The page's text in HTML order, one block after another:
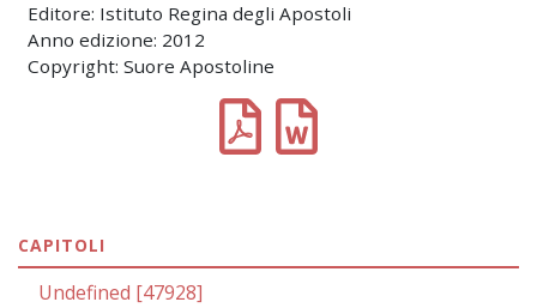
Editore: Istituto Regina degli Apostoli
Anno edizione: 2012
Copyright: Suore Apostoline
CAPITOLI
Undefined [47928]